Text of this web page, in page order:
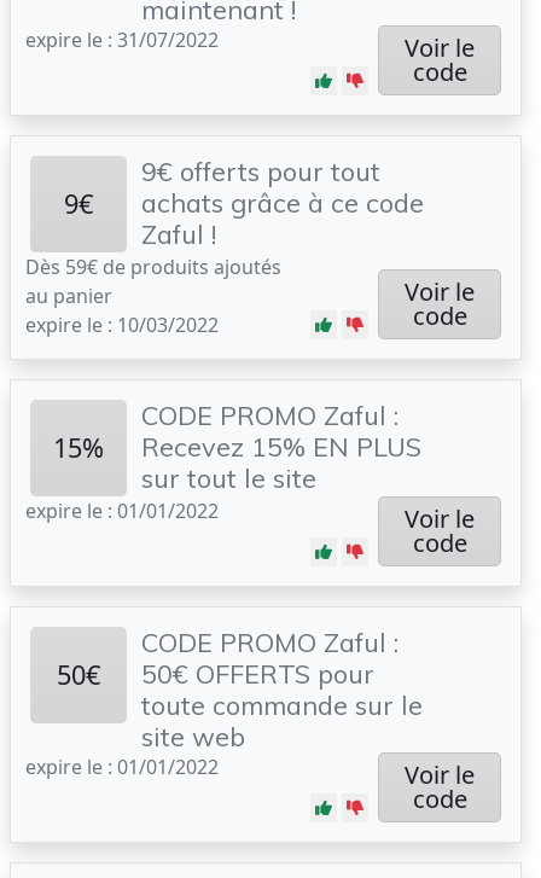
maintenant !
expire le : 31/07/2022 Voir le
code
9€
9€ offerts pour tout
achats grâce à ce code
Zaful !
Dès 59€ de produits ajoutés
au panier
expire le : 10/03/2022
Voir le
code
15%
CODE PROMO Zaful :
Recevez 15% EN PLUS
sur tout le site
expire le : 01/01/2022 Voir le
code
50€
CODE PROMO Zaful :
50€ OFFERTS pour
toute commande sur le
site web
expire le : 01/01/2022 Voir le
code